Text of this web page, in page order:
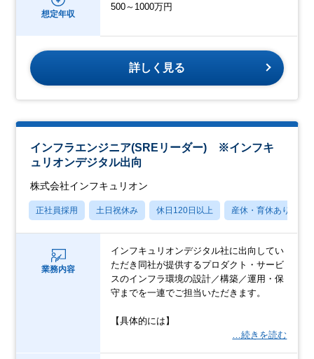
想定年収
500～1000万円
詳しく見る
インフラエンジニア(SREリーダー) ※インフキ
ュリオンデジタル出向
株式会社インフキュリオン
正社員採用 土日祝休み 休日120日以上 産休・育休あり
業務内容
インフキュリオンデジタル社に出向してい
ただき同社が提供するプロダクト・サービ
スのインフラ環境の設計／構築／運用・保
守までを一連でご担当いただきます。
【具体的には】
…続きを読む